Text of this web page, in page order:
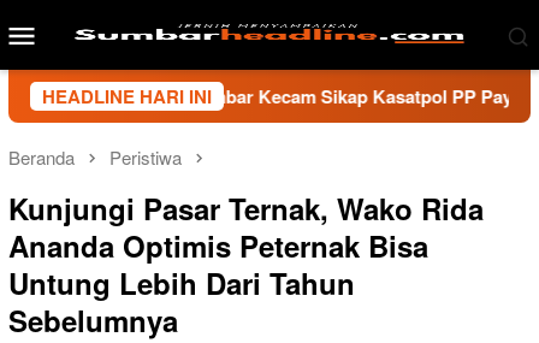
ke
Menu
Mobile
HEADLINE HARI INI
Sumbar Kecam Sikap Kasatpol PP Payakumbuh,
Beranda Peristiwa
Kunjungi Pasar Ternak, Wako Rida
Ananda Optimis Peternak Bisa
Untung Lebih Dari Tahun
Sebelumnya